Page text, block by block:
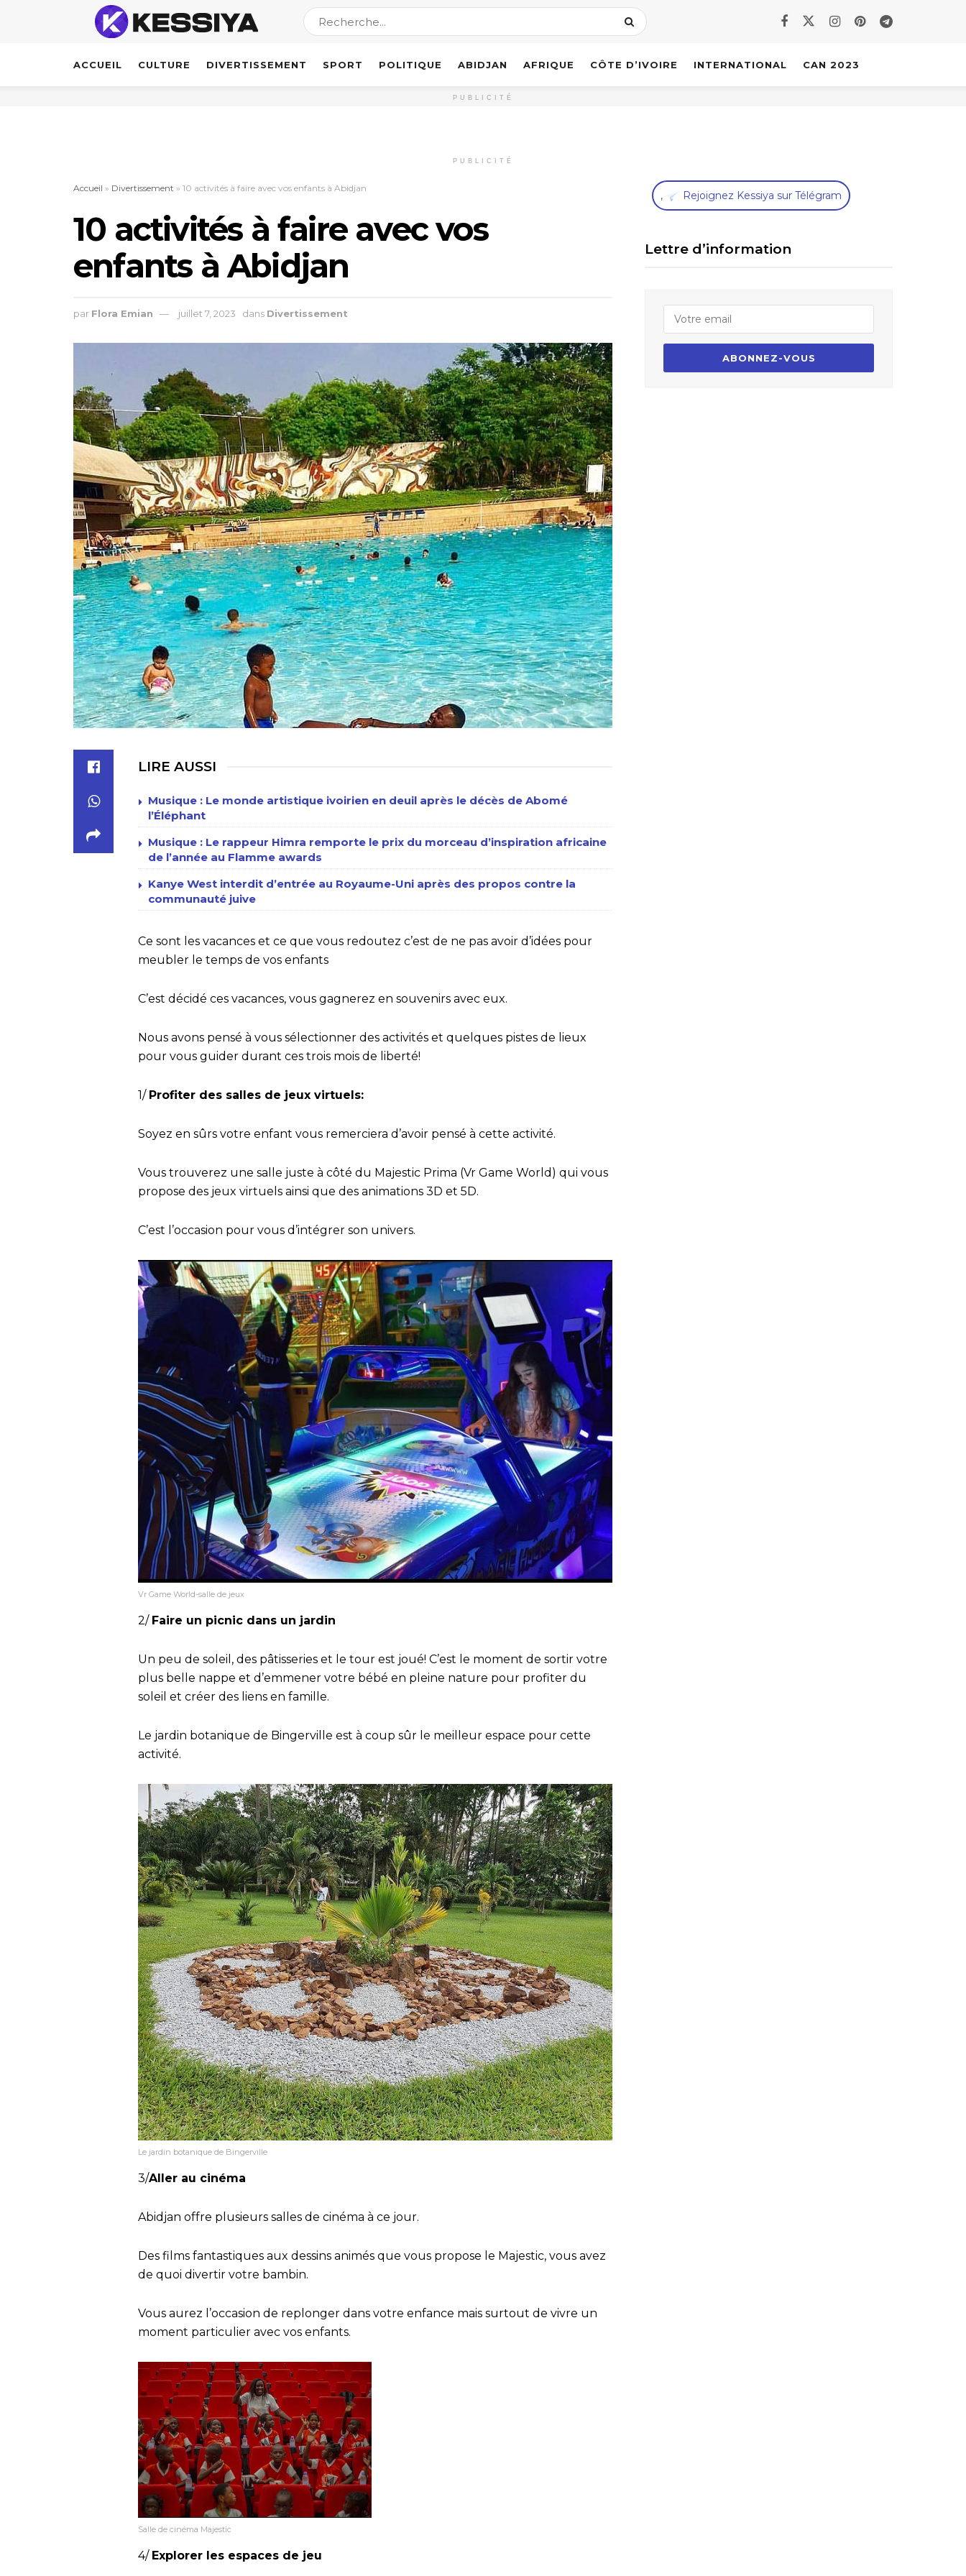
ACCUEIL CULTURE DIVERTISSEMENT SPORT POLITIQUE ABIDJAN AFRIQUE CÔTE D’IVOIRE INTERNATIONAL CAN 2023
PUBLICITÉ
PUBLICITÉ
Accueil » Divertissement » 10 activités à faire avec vos enfants à Abidjan
10 activités à faire avec vos
enfants à Abidjan
par Flora Emian juillet 7, 2023 dans Divertissement
LIRE AUSSI
Musique : Le monde artistique ivoirien en deuil après le décès de Abomé
l’Éléphant
Musique : Le rappeur Himra remporte le prix du morceau d’inspiration africaine
de l’année au Flamme awards
Kanye West interdit d’entrée au Royaume-Uni après des propos contre la
communauté juive
Ce sont les vacances et ce que vous redoutez c’est de ne pas avoir d’idées pour
meubler le temps de vos enfants
C’est décidé ces vacances, vous gagnerez en souvenirs avec eux.
Nous avons pensé à vous sélectionner des activités et quelques pistes de lieux
pour vous guider durant ces trois mois de liberté!
1/ Profiter des salles de jeux virtuels:
Soyez en sûrs votre enfant vous remerciera d’avoir pensé à cette activité.
Vous trouverez une salle juste à côté du Majestic Prima (Vr Game World) qui vous
propose des jeux virtuels ainsi que des animations 3D et 5D.
C’est l’occasion pour vous d’intégrer son univers.
Vr Game World-salle de jeux
2/ Faire un picnic dans un jardin
Un peu de soleil, des pâtisseries et le tour est joué! C’est le moment de sortir votre
plus belle nappe et d’emmener votre bébé en pleine nature pour profiter du
soleil et créer des liens en famille.
Le jardin botanique de Bingerville est à coup sûr le meilleur espace pour cette
activité.
Le jardin botanique de Bingerville
3/Aller au cinéma
Abidjan offre plusieurs salles de cinéma à ce jour.
Des films fantastiques aux dessins animés que vous propose le Majestic, vous avez
de quoi divertir votre bambin.
Vous aurez l’occasion de replonger dans votre enfance mais surtout de vivre un
moment particulier avec vos enfants.
Salle de cinéma Majestic
4/ Explorer les espaces de jeu
, Rejoignez Kessiya sur Télégram
Lettre d’information